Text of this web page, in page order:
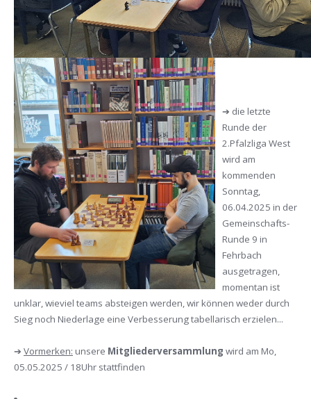
➔ die letzte
Runde der
2.Pfalzliga West
wird am
kommenden
Sonntag,
06.04.2025 in der
Gemeinschafts-
Runde 9 in
Fehrbach
ausgetragen,
momentan ist
unklar, wieviel teams absteigen werden, wir können weder durch
Sieg noch Niederlage eine Verbesserung tabellarisch erzielen...
➔ Vormerken: unsere Mitgliederversammlung wird am Mo,
05.05.2025 / 18Uhr stattfinden